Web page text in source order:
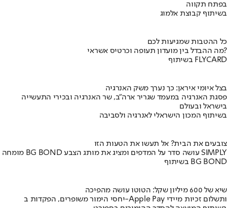
בפתח תקווה
בשיתוף קבוצת אלמוג
כל ההטבות שמגיעות לכם
מה ההבדל בין מועדון תעופה וכרטיס אשראי?
בשיתוף FLYCARD
בצל איומי איראן: כך נערך משק האנרגיה
פסגת האנרגיה במעמד שגריר ארה"ב, שר האנרגיה ובכירי התעשייה
בישראל ובעולם
בשיתוף המכון הישראלי לאנרגיה ולסביבה
צובעים את הבית? אל תעשו את הטעות הזו
מומחה BG BOND עושה סדר על המדפים ומציג את מותג הצבע SIMPLY
בשיתוף BG BOND
שיא של 600 מיליון שקל: הטוטו עושה מהפיכה
יחסי הימור משופרים, הפקדות ב-Apple Pay ותשלום זכיות מיידי